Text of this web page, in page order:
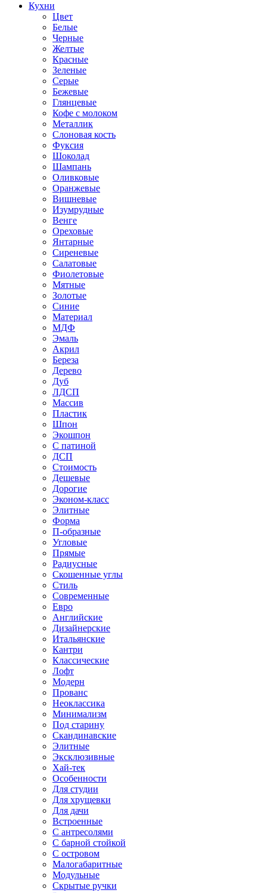
Кухни
Цвет
Белые
Черные
Желтые
Красные
Зеленые
Серые
Бежевые
Глянцевые
Кофе с молоком
Металлик
Слоновая кость
Фуксия
Шоколад
Шампань
Оливковые
Оранжевые
Вишневые
Изумрудные
Венге
Ореховые
Янтарные
Сиреневые
Салатовые
Фиолетовые
Мятные
Золотые
Синие
Материал
МДФ
Эмаль
Акрил
Береза
Дерево
Дуб
ЛДСП
Массив
Пластик
Шпон
Экошпон
С патиной
ДСП
Стоимость
Дешевые
Дорогие
Эконом-класс
Элитные
Форма
П-образные
Угловые
Прямые
Радиусные
Скошенные углы
Стиль
Современные
Евро
Английские
Дизайнерские
Итальянские
Кантри
Классические
Лофт
Модерн
Прованс
Неоклассика
Минимализм
Под старину
Скандинавские
Элитные
Эксклюзивные
Хай-тек
Особенности
Для студии
Для хрущевки
Для дачи
Встроенные
С антресолями
С барной стойкой
С островом
Малогабаритные
Модульные
Скрытые ручки